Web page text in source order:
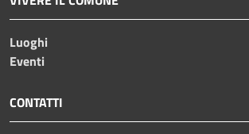
Luoghi
Eventi
CONTATTI